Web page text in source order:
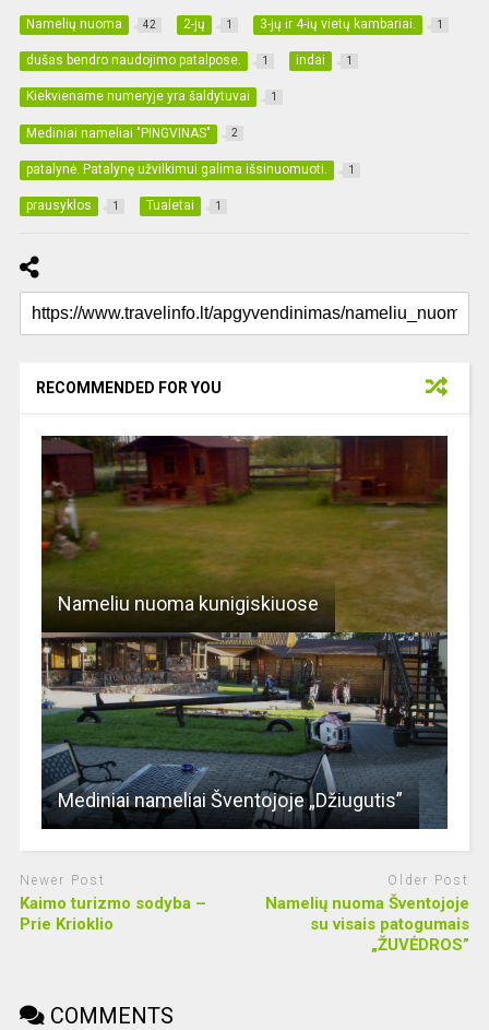
Namelių nuoma 42 2-jų 1 3-jų ir 4-ių vietų kambariai. 1
dušas bendro naudojimo patalpose. 1 indai 1
Kiekviename numeryje yra šaldytuvai 1
Mediniai nameliai "PINGVINAS" 2
patalynė. Patalynę užvilkimui galima išsinuomuoti. 1
prausyklos 1 Tualetai 1
RECOMMENDED FOR YOU
Nameliu nuoma kunigiskiuose
Mediniai nameliai Šventojoje „Džiugutis”
Newer Post
Kaimo turizmo sodyba –
Prie Krioklio
Older Post
Namelių nuoma Šventojoje
su visais patogumais
„ŽUVĖDROS”
COMMENTS